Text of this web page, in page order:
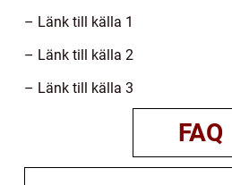
– Länk till källa 1
– Länk till källa 2
– Länk till källa 3
FAQ